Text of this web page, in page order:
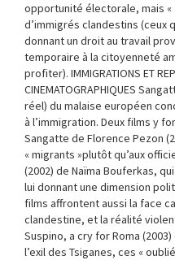
opportunité électorale, mais «
d’immigrés clandestins (ceux
donnant un droit au travail
temporaire à la citoyenneté
profiter). IMMIGRATIONS ET
CINEMATOGRAPHIQUES
réel) du malaise européen
à l’immigration. Deux films y
Sangatte de Florence Pezon
« migrants »plutôt qu’aux
(2002) de Naïma Bouferkas,
lui donnant une dimension
films affrontent aussi la face
clandestine, et la réalité
Suspino, a cry for Roma
l’exil des Tsiganes, ces «